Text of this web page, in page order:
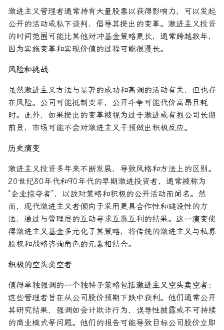
激进主义管理者通常持有大量股票以获得影响力，可以发起
公开的活动或私下谈判，倡导其提出的变革。激进主义投资
的时间范围可能比其他对冲基金策略更长，通常跨越数年，
因为实施变革和实现价值的过程可能很漫长。
风险和挑战
虽然激进主义方法与显著的成功和高调的活动有关，但也存
在风险。公司可能抵制变革，公开斗争可能代价高昂且耗
时。此外，如果提出的变革被视为过于激进或有损公司长期
前景，市场可能不会对激进主义干预做出积极反应。
历史演变
激进主义投资多年来不断发展，导致风格和方法上的区别。
20世纪80年代和90年代的早期激进投资者，通常被称为
“企业掠夺者”，以敌对策略和积极的公开活动而闻名。然
而，现代激进主义者倾向于采用更具合作性和建设性的方
法，通过与管理层的互动寻求互惠互利的结果。这一演变使
得激进主义基金多元化了其策略，将传统的激进主义与私募
股权和战略咨询角色的元素相结合。
积极的空头卖空者
值得单独强调的一个独特子策略包括激进主义空头卖空者；
这些管理者旨在从公司股价预期下跌中获利。他们通常公开
其研究结果，强调如会计欺诈行为、误导性披露或不可持续
的商业模式等问题。他们的报告可能导致目标公司股价立即